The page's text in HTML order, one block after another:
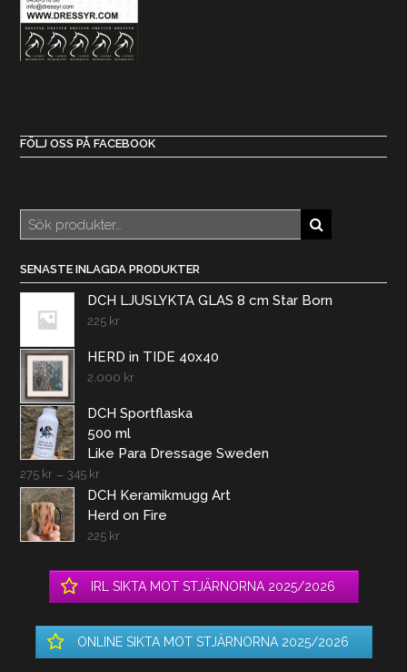
FÖLJ OSS PÅ FACEBOOK
Sök
efter:
SENASTE INLAGDA PRODUKTER
DCH LJUSLYKTA GLAS 8 cm Star Born
225 kr
HERD in TIDE 40x40
2.000 kr
DCH Sportflaska
500 ml
Like Para Dressage Sweden
275 kr – 345 kr
DCH Keramikmugg Art
Herd on Fire
225 kr
IRL SIKTA MOT STJÄRNORNA 2025/2026
ONLINE SIKTA MOT STJÄRNORNA 2025/2026